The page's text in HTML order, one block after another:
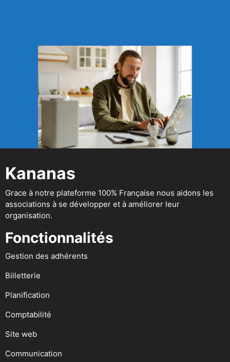
Kananas
Grace à notre plateforme 100% Française nous aidons les
associations à se développer et à améliorer leur
organisation.
Fonctionnalités
Gestion des adhérents
Billetterie
Planification
Comptabilité
Site web
Communication